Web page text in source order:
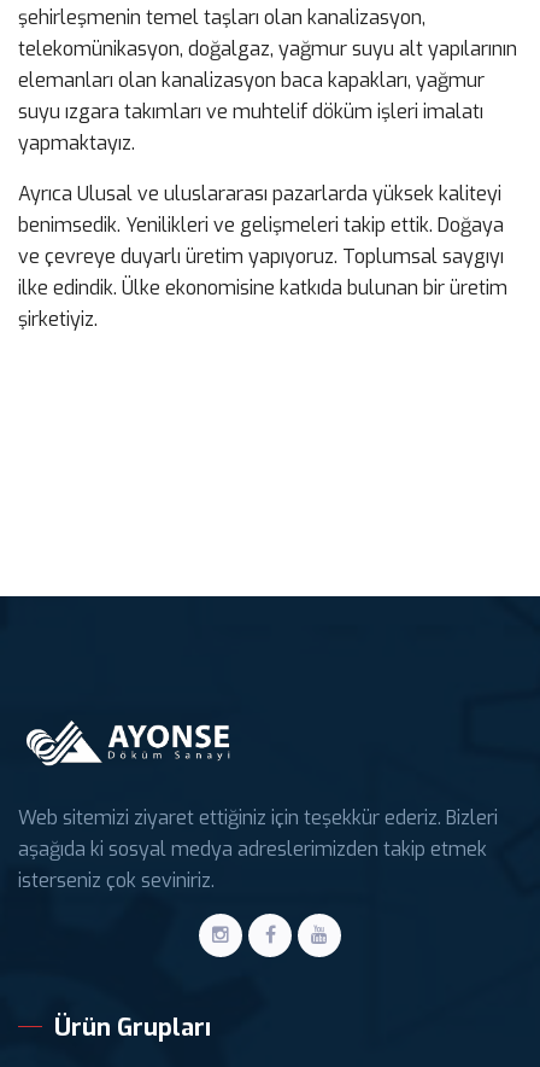
şehirleşmenin temel taşları olan kanalizasyon,
telekomünikasyon, doğalgaz, yağmur suyu alt yapılarının
elemanları olan kanalizasyon baca kapakları, yağmur
suyu ızgara takımları ve muhtelif döküm işleri imalatı
yapmaktayız.
Ayrıca Ulusal ve uluslararası pazarlarda yüksek kaliteyi
benimsedik. Yenilikleri ve gelişmeleri takip ettik. Doğaya
ve çevreye duyarlı üretim yapıyoruz. Toplumsal saygıyı
ilke edindik. Ülke ekonomisine katkıda bulunan bir üretim
şirketiyiz.
Web sitemizi ziyaret ettiğiniz için teşekkür ederiz. Bizleri
aşağıda ki sosyal medya adreslerimizden takip etmek
isterseniz çok seviniriz.
Ürün Grupları